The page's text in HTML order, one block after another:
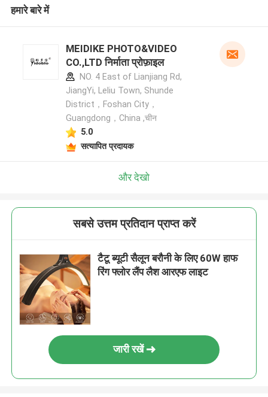
हमारे बारे में
MEIDIKE PHOTO&VIDEO
CO.,LTD निर्माता प्रोफ़ाइल
NO. 4 East of Lianjiang Rd,
JiangYi, Leliu Town, Shunde
District，Foshan City，
Guangdong，China ,चीन
5.0
सत्यापित प्रदायक
और देखो
सबसे उत्तम प्रतिदान प्राप्त करें
टैटू ब्यूटी सैलून बरौनी के लिए 60W हाफ
रिंग फ्लोर लैंप लैश आरएफ लाइट
जारी रखें